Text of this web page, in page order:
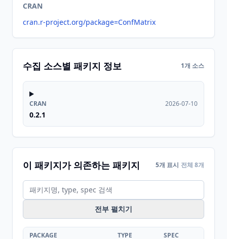
CRAN
cran.r-project.org/package=ConfMatrix
수집 소스별 패키지 정보 1개 소스
CRAN
0.2.1
2026-07-10
이 패키지가 의존하는 패키지 5개 표시 전체 8개
전부 펼치기
PACKAGE TYPE SPEC